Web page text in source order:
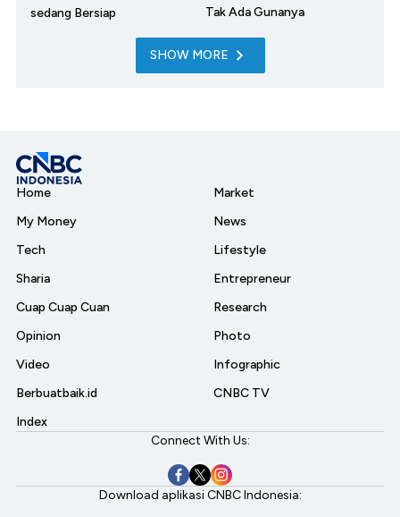
sedang Bersiap
Tak Ada Gunanya
SHOW MORE
Home
My Money
Tech
Sharia
Cuap Cuap Cuan
Opinion
Video
Berbuatbaik.id
Index
Market
News
Lifestyle
Entrepreneur
Research
Photo
Infographic
CNBC TV
Connect With Us:
Download aplikasi CNBC Indonesia: